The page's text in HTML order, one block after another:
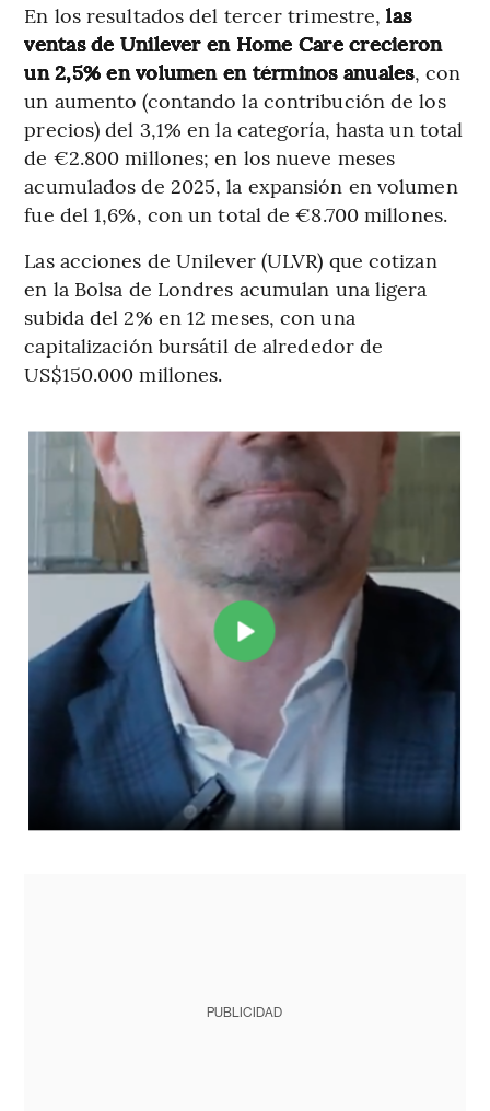
En los resultados del tercer trimestre,las
ventas de Unilever en Home Care crecieron
un 2,5% en volumen en términos anuales, con
un aumento (contando la contribución de los
precios) del 3,1% en la categoría, hasta un total
de €2.800 millones; en los nueve meses
acumulados de 2025, la expansión en volumen
fue del 1,6%, con un total de €8.700 millones.
Las acciones de Unilever (ULVR) que cotizan
en la Bolsa de Londres acumulan una ligera
subida del 2% en 12 meses, con una
capitalización bursátil de alrededor de
US$150.000 millones.
PUBLICIDAD